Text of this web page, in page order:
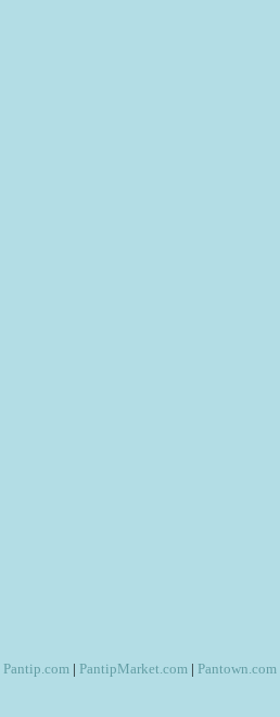
Pantip.com | PantipMarket.com | Pantown.com